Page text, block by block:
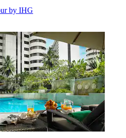
by IHG